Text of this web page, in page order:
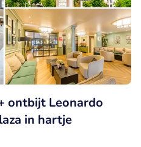
ontbijt Leonardo
in hartje